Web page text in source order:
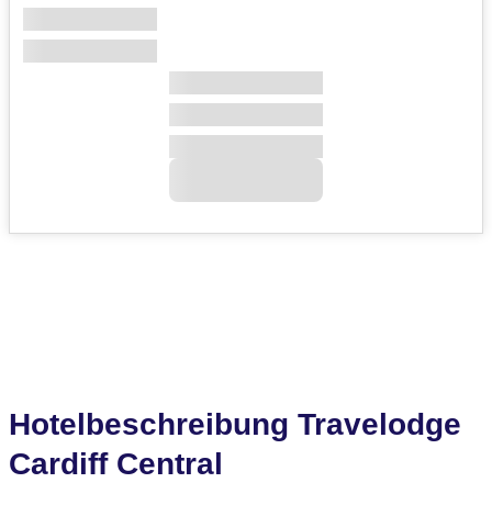
Hotelbeschreibung Travelodge
Cardiff Central